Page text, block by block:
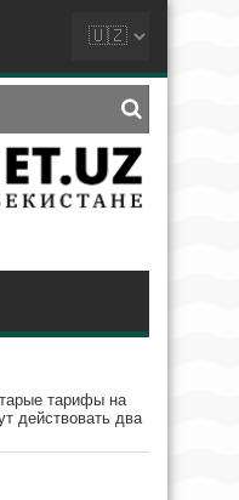
тарифы на
действовать два